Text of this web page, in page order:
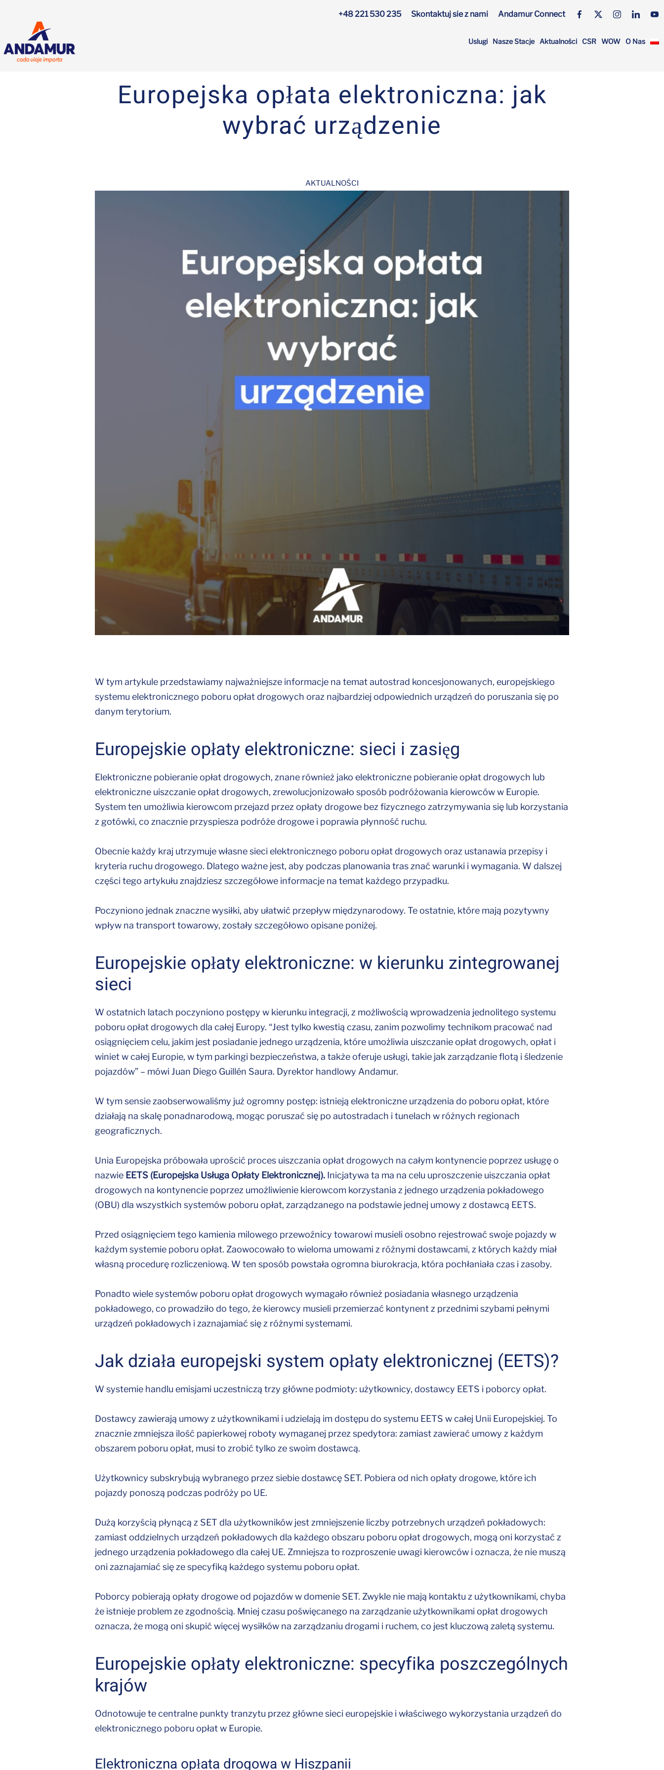
Uslugi Nasze Stacje Aktualności CSR WOW O Nas
+48 221 530 235 Skontaktuj sie z nami Andamur Connect
Europejska opłata elektroniczna: jak
wybrać urządzenie
AKTUALNOŚCI
W tym artykule przedstawiamy najważniejsze informacje na temat autostrad koncesjonowanych, europejskiego
systemu elektronicznego poboru opłat drogowych oraz najbardziej odpowiednich urządzeń do poruszania się po
danym terytorium.
Europejskie opłaty elektroniczne: sieci i zasięg
Elektroniczne pobieranie opłat drogowych, znane również jako elektroniczne pobieranie opłat drogowych lub
elektroniczne uiszczanie opłat drogowych, zrewolucjonizowało sposób podróżowania kierowców w Europie.
System ten umożliwia kierowcom przejazd przez opłaty drogowe bez fizycznego zatrzymywania się lub korzystania
z gotówki, co znacznie przyspiesza podróże drogowe i poprawia płynność ruchu.
Obecnie każdy kraj utrzymuje własne sieci elektronicznego poboru opłat drogowych oraz ustanawia przepisy i
kryteria ruchu drogowego. Dlatego ważne jest, aby podczas planowania tras znać warunki i wymagania. W dalszej
części tego artykułu znajdziesz szczegółowe informacje na temat każdego przypadku.
Poczyniono jednak znaczne wysiłki, aby ułatwić przepływ międzynarodowy. Te ostatnie, które mają pozytywny
wpływ na transport towarowy, zostały szczegółowo opisane poniżej.
Europejskie opłaty elektroniczne: w kierunku zintegrowanej
sieci
W ostatnich latach poczyniono postępy w kierunku integracji, z możliwością wprowadzenia jednolitego systemu
poboru opłat drogowych dla całej Europy. “Jest tylko kwestią czasu, zanim pozwolimy technikom pracować nad
osiągnięciem celu, jakim jest posiadanie jednego urządzenia, które umożliwia uiszczanie opłat drogowych, opłat i
winiet w całej Europie, w tym parkingi bezpieczeństwa, a także oferuje usługi, takie jak zarządzanie flotą i śledzenie
pojazdów” – mówi Juan Diego Guillén Saura. Dyrektor handlowy Andamur.
W tym sensie zaobserwowaliśmy już ogromny postęp: istnieją elektroniczne urządzenia do poboru opłat, które
działają na skalę ponadnarodową, mogąc poruszać się po autostradach i tunelach w różnych regionach
geograficznych.
Unia Europejska próbowała uprościć proces uiszczania opłat drogowych na całym kontynencie poprzez usługę o
nazwie EETS (Europejska Usługa Opłaty Elektronicznej). Inicjatywa ta ma na celu uproszczenie uiszczania opłat
drogowych na kontynencie poprzez umożliwienie kierowcom korzystania z jednego urządzenia pokładowego
(OBU) dla wszystkich systemów poboru opłat, zarządzanego na podstawie jednej umowy z dostawcą EETS.
Przed osiągnięciem tego kamienia milowego przewoźnicy towarowi musieli osobno rejestrować swoje pojazdy w
każdym systemie poboru opłat. Zaowocowało to wieloma umowami z różnymi dostawcami, z których każdy miał
własną procedurę rozliczeniową. W ten sposób powstała ogromna biurokracja, która pochłaniała czas i zasoby.
Ponadto wiele systemów poboru opłat drogowych wymagało również posiadania własnego urządzenia
pokładowego, co prowadziło do tego, że kierowcy musieli przemierzać kontynent z przednimi szybami pełnymi
urządzeń pokładowych i zaznajamiać się z różnymi systemami.
Jak działa europejski system opłaty elektronicznej (EETS)?
W systemie handlu emisjami uczestniczą trzy główne podmioty: użytkownicy, dostawcy EETS i poborcy opłat.
Dostawcy zawierają umowy z użytkownikami i udzielają im dostępu do systemu EETS w całej Unii Europejskiej. To
znacznie zmniejsza ilość papierkowej roboty wymaganej przez spedytora: zamiast zawierać umowy z każdym
obszarem poboru opłat, musi to zrobić tylko ze swoim dostawcą.
Użytkownicy subskrybują wybranego przez siebie dostawcę SET. Pobiera od nich opłaty drogowe, które ich
pojazdy ponoszą podczas podróży po UE.
Dużą korzyścią płynącą z SET dla użytkowników jest zmniejszenie liczby potrzebnych urządzeń pokładowych:
zamiast oddzielnych urządzeń pokładowych dla każdego obszaru poboru opłat drogowych, mogą oni korzystać z
jednego urządzenia pokładowego dla całej UE. Zmniejsza to rozproszenie uwagi kierowców i oznacza, że nie muszą
oni zaznajamiać się ze specyfiką każdego systemu poboru opłat.
Poborcy pobierają opłaty drogowe od pojazdów w domenie SET. Zwykle nie mają kontaktu z użytkownikami, chyba
że istnieje problem ze zgodnością. Mniej czasu poświęcanego na zarządzanie użytkownikami opłat drogowych
oznacza, że mogą oni skupić więcej wysiłków na zarządzaniu drogami i ruchem, co jest kluczową zaletą systemu.
Europejskie opłaty elektroniczne: specyfika poszczególnych
krajów
Odnotowuje te centralne punkty tranzytu przez główne sieci europejskie i właściwego wykorzystania urządzeń do
elektronicznego poboru opłat w Europie.
Elektroniczna opłata drogowa w Hiszpanii